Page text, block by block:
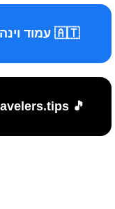
🇦🇹 עמוד וינה למטיילים
🎵 TikTok - travelers.tips